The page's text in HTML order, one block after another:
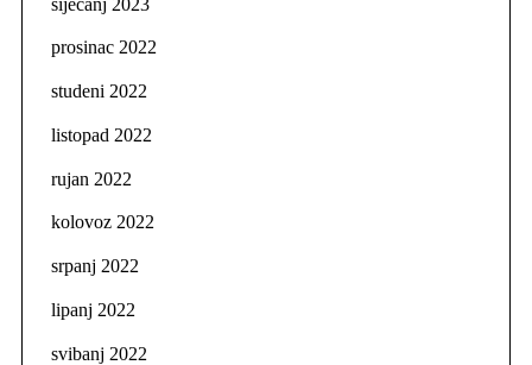
prosinac 2022
studeni 2022
listopad 2022
rujan 2022
kolovoz 2022
srpanj 2022
lipanj 2022
svibanj 2022